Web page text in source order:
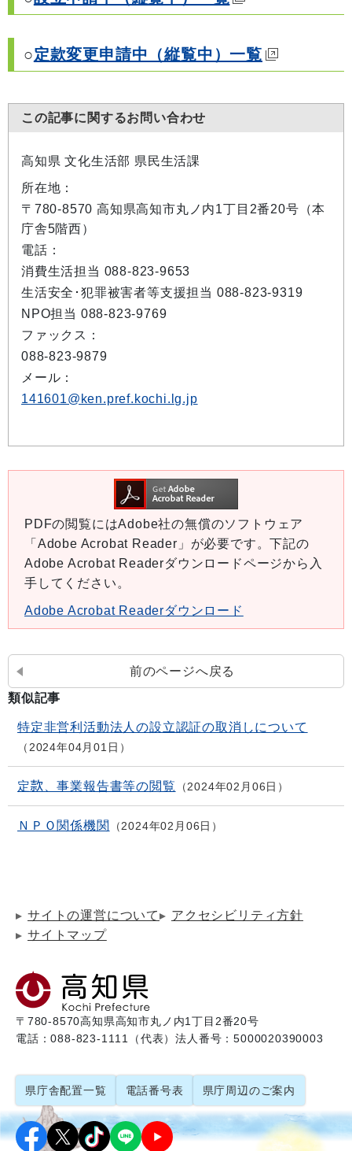
○定款変更申請中（縦覧中）一覧
この記事に関するお問い合わせ
高知県 文化生活部 県民生活課
所在地：
〒780-8570 高知県高知市丸ノ内1丁目2番20号（本
庁舎5階西）
電話：
消費生活担当 088-823-9653
生活安全･犯罪被害者等支援担当 088-823-9319
NPO担当 088-823-9769
ファックス：
088-823-9879
メール：
141601@ken.pref.kochi.lg.jp
PDFの閲覧にはAdobe社の無償のソフトウェア
「Adobe Acrobat Reader」が必要です。下記の
Adobe Acrobat Readerダウンロードページから入
手してください。
Adobe Acrobat Readerダウンロード
前のページへ戻る
類似記事
特定非営利活動法人の設立認証の取消しについて
2024年04月01日
定款、事業報告書等の閲覧 2024年02月06日
ＮＰＯ関係機関 2024年02月06日
サイトの運営について
アクセシビリティ方針
サイトマップ
〒780-8570高知県高知市丸ノ内1丁目2番20号
電話：088-823-1111（代表）法人番号：5000020390003
県庁舎配置一覧 電話番号表 県庁周辺のご案内